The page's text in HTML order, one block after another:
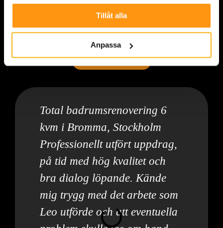
Tillåt alla
Anpassa
Vad säger kunderna
Total badrumsrenovering 6
kvm i Bromma, Stockholm
Professionellt utfört uppdrag,
på tid med hög kvalitet och
bra dialog löpande. Kände
mig trygg med det arbete som
Leo utförde och att eventuella